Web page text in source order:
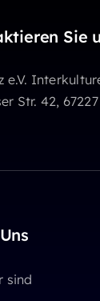
Sie
e.V.
Str. 42,
sind